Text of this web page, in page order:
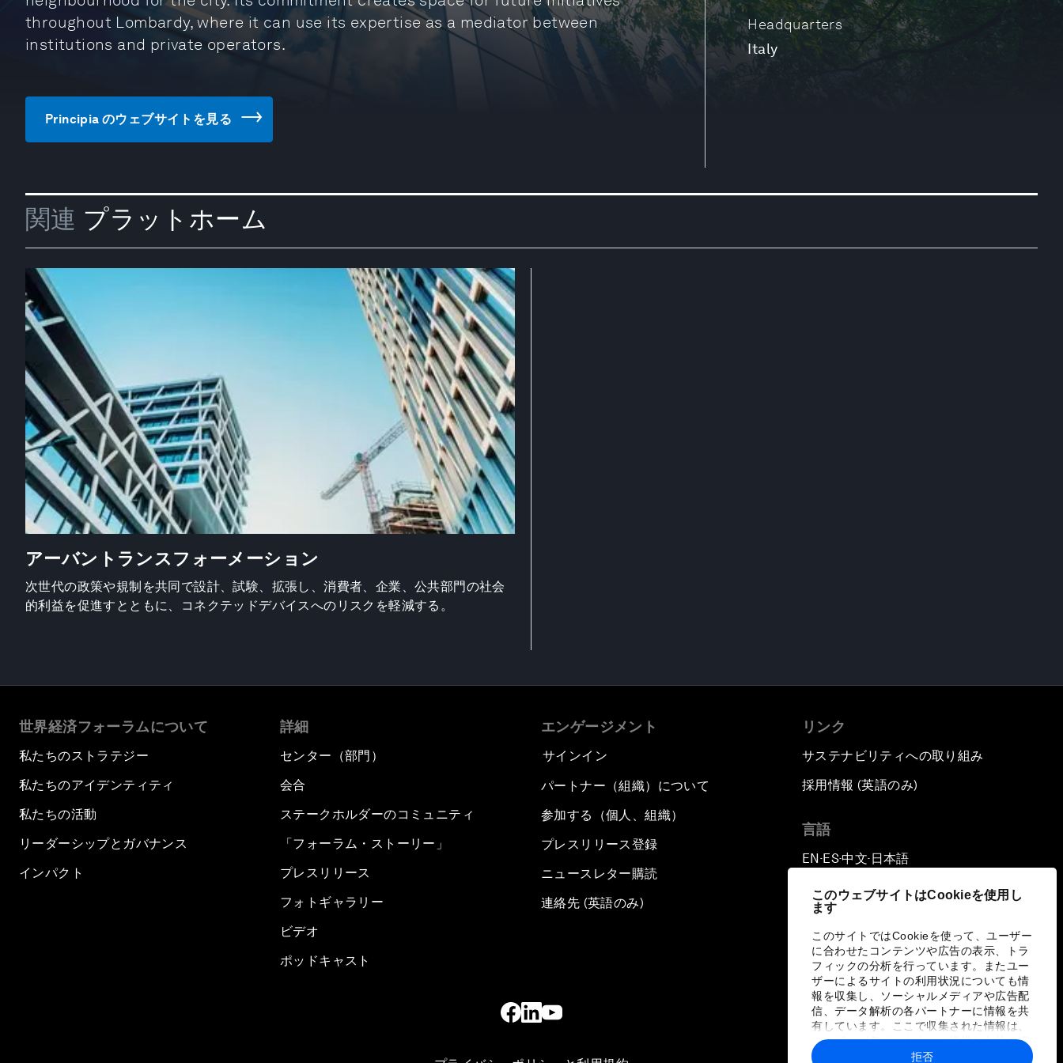
このウェブサイトはCookieを使用し
ます
このサイトではCookieを使って、ユーザー
に合わせたコンテンツや広告の表示、トラ
フィックの分析を行っています。またユー
ザーによるサイトの利用状況についても情
報を収集し、ソーシャルメディアや広告配
信、データ解析の各パートナーに情報を共
有しています。ここで収集された情報は、
ユーザーが各パートナーに提供した他の情
報や各パートナーのサービスを使用した際
拒否
Headquarters
Italy
throughout Lombardy, where it can use its expertise as a mediator between
institutions and private operators.
Principia のウェブサイトを見る
関連 プラットホーム
アーバントランスフォーメーション
次世代の政策や規制を共同で設計、試験、拡張し、消費者、企業、公共部門の社会
的利益を促進すとともに、コネクテッドデバイスへのリスクを軽減する。
世界経済フォーラムについて
私たちのストラテジー
私たちのアイデンティティ
私たちの活動
リーダーシップとガバナンス
インパクト
詳細
センター（部門）
会合
ステークホルダーのコミュニティ
「フォーラム・ストーリー」
プレスリリース
フォトギャラリー
ビデオ
ポッドキャスト
エンゲージメント
サインイン
パートナー（組織）について
参加する（個人、組織）
プレスリリース登録
ニュースレター購読
連絡先 (英語のみ)
リンク
サステナビリティへの取り組み
採用情報 (英語のみ)
言語
EN ▪ES▪中文▪ 日本語